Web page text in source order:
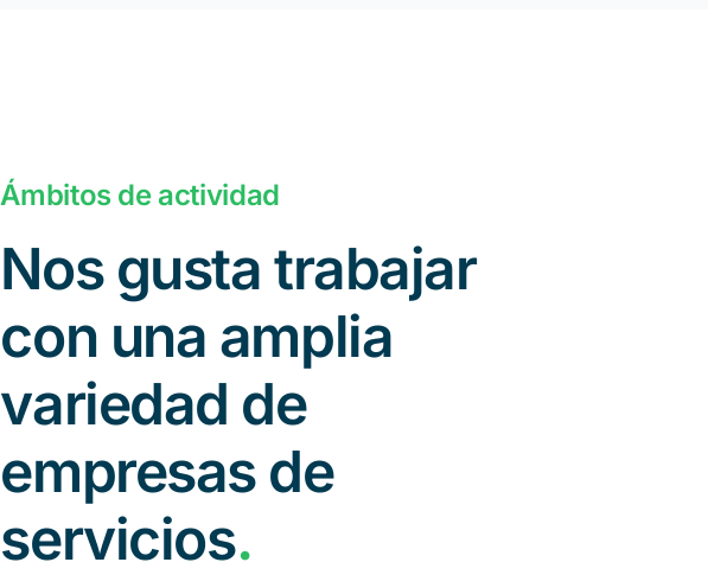
Ámbitos de actividad
Nos gusta trabajar
con una amplia
variedad de
empresas de
servicios.